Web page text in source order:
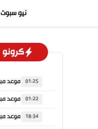
المحتوى
نيو سبوت
كرونو
01:25
01:22
18:34